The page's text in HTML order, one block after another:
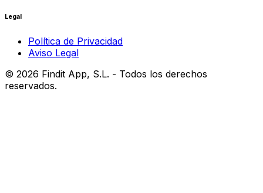
Legal
Política de Privacidad
Aviso Legal
© 2026 Findit App, S.L. - Todos los derechos
reservados.